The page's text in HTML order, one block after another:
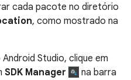
cada pacote no diretório
, como mostrado na
Studio, clique em
SDK Manager
na barra